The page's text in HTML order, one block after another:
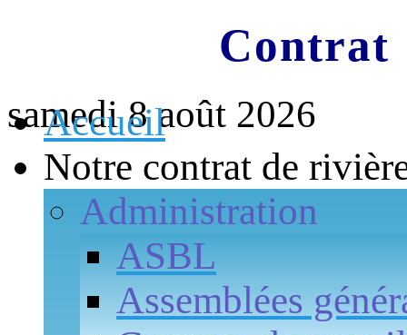
Contrat
samedi 8 août 2026
Accueil
Notre contrat de
Administration
ASBL
Assemblées